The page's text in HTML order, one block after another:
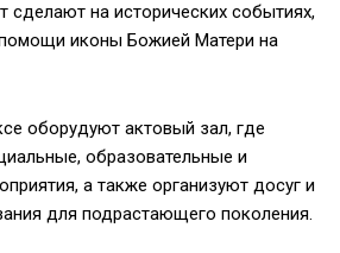
сделают на исторических событиях,
иконы Божией Матери на
оборудуют актовый зал, где
образовательные и
а также организуют досуг и
для подрастающего поколения.